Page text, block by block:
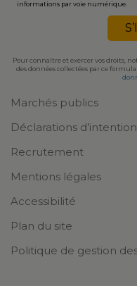
informations par voie numérique.
Pour connaître et exercer vos droits,
des données collectées par ce
Marchés publics
Déclarations d’intention
Recrutement
Mentions légales
Accessibilité
Plan du site
Politique de gestion